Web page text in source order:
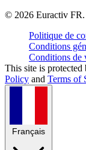
© 2026 Euractiv
Politique de
Conditions
Conditions de
This site is
Policy and Terms of
Français